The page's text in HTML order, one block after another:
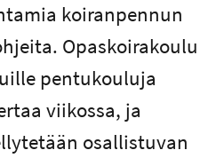
koiranpennun
Opaskoirakoulu
pentukouluja
viikossa, ja
osallistuvan